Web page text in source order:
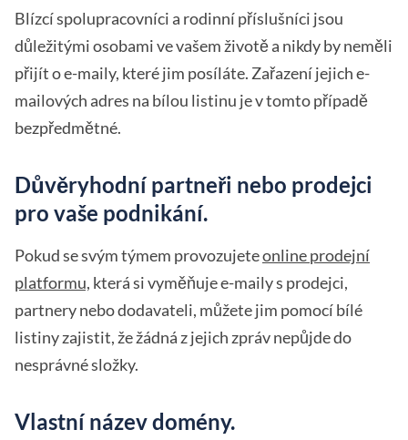
Blízcí spolupracovníci a rodinní příslušníci jsou
důležitými osobami ve vašem životě a nikdy by neměli
přijít o e-maily, které jim posíláte. Zařazení jejich e-
mailových adres na bílou listinu je v tomto případě
bezpředmětné.
Důvěryhodní partneři nebo prodejci
pro vaše podnikání.
Pokud se svým týmem provozujeteonline prodejní
platformu, která si vyměňuje e-maily s prodejci,
partnery nebo dodavateli, můžete jim pomocí bílé
listiny zajistit, že žádná z jejich zpráv nepůjde do
nesprávné složky.
Vlastní název domény.